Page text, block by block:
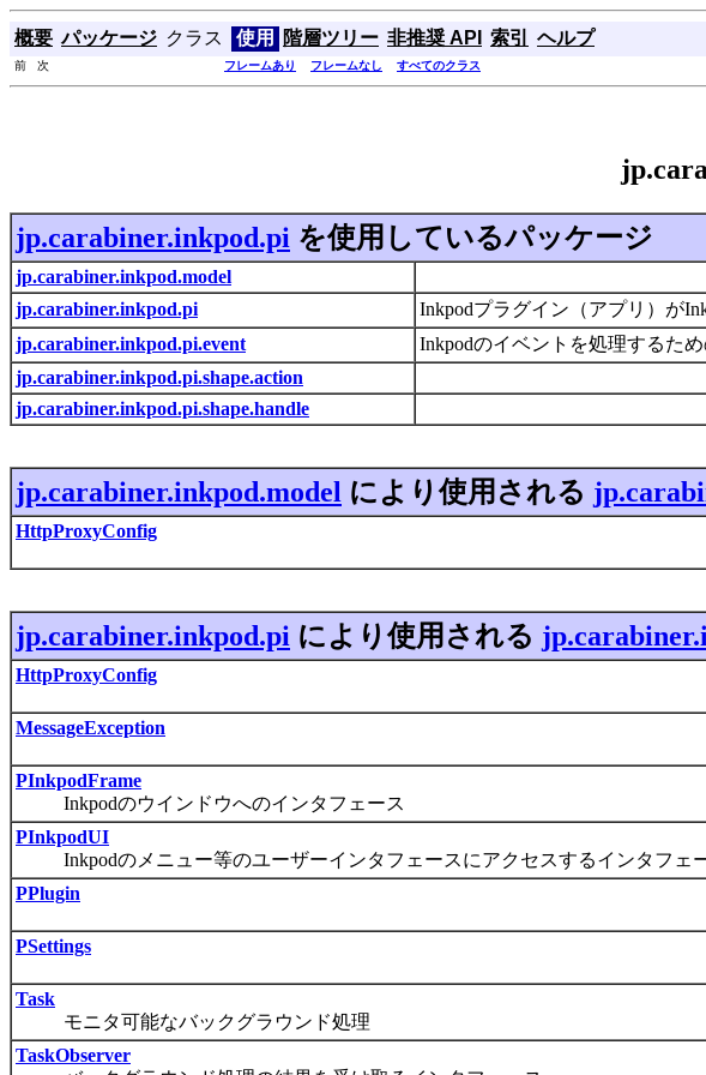
概要 パッケージ クラス 使用 階層ツリー 非推奨 API 索引 ヘルプ
前 次 フレームあり フレームなし すべてのクラス
jp.carabiner.inkpod.pi を使用しているパッケージ
jp.carabiner.inkpod.model
jp.carabiner.inkpod.pi
Inkpodプラグイン（アプリ）が
jp.carabiner.inkpod.pi.event
Inkpodのイベントを処理するた
jp.carabiner.inkpod.pi.shape.action
jp.carabiner.inkpod.pi.shape.handle
jp.carabiner.inkpod.model により使用される
HttpProxyConfig
jp.carabiner.inkpod.pi により使用される
HttpProxyConfig
MessageException
PInkpodFrame
Inkpodのウインドウへのインタフェース
PInkpodUI
Inkpodのメニュー等のユーザーインタフェースにアクセスするインタフェ
PPlugin
PSettings
Task
モニタ可能なバックグラウンド処理
TaskObserver